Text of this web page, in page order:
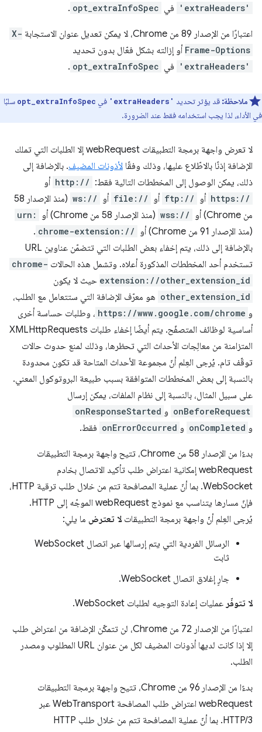
'extraHeaders' في opt_extraInfoSpec
.
اعتبارًا من الإصدار 89 من Chrome، لا يمكن تعديل عنوان الاستجابة
X-
Frame-Options أو إزالته بشكل فعّال بدون تحديد
'extraHeaders' في opt_extraInfoSpec
.
ملاحظة: قد يؤثر تحديد 'extraHeaders' في opt_extraInfoSpec سلبًا
في الأداء، لذا يجب استخدامه فقط عند الضرورة.
لا تعرض واجهة برمجة التطبيقات webRequest إلا الطلبات التي تملك
الإضافة إذنًا بالاطّلاع عليها، وذلك وفقًا لأذونات المضيف. بالإضافة إلى
ذلك، يمكن الوصول إلى المخططات التالية فقط: http:// أو
https:// أو ftp:// أو file:// أو ws://
(منذ الإصدار 58
من Chrome) أو
wss:// (منذ الإصدار 58 من Chrome) أو urn:
(منذ الإصدار 91 من Chrome) أو chrome-extension://
.
بالإضافة إلى ذلك، يتم إخفاء بعض الطلبات التي تتضمّن عناوين URL
تستخدم أحد المخططات المذكورة أعلاه. وتشمل هذه الحالات chrome-
extension://other_extension_id حيث لا يكون
other_extension_id هو معرّف الإضافة التي ستتعامل مع الطلب،
و https://www.google.com/chrome ، وطلبات حساسة أخرى
أساسية لوظائف المتصفّح. يتم أيضًا إخفاء طلبات XMLHttpRequests
المتزامنة من معالِجات الأحداث التي تحظرها، وذلك لمنع حدوث حالات
توقّف تام. يُرجى العِلم أنّ مجموعة الأحداث المتاحة قد تكون محدودة
بالنسبة إلى بعض المخططات المتوافقة بسبب طبيعة البروتوكول المعني.
على سبيل المثال، بالنسبة إلى نظام الملفات، يمكن إرسال
onBeforeRequest و onResponseStarted
و onCompleted و onErrorOccurred فقط.
بدءًا من الإصدار 58 من Chrome، تتيح واجهة برمجة التطبيقات
webRequest إمكانية اعتراض طلب تأكيد الاتصال بخادم
WebSocket. بما أنّ عملية المصافحة تتم من خلال طلب ترقية HTTP،
فإنّ مسارها يتناسب مع نموذج webRequest الموجّه إلى HTTP.
يُرجى العِلم أنّ واجهة برمجة التطبيقاتلا تعترض ما يلي:
الرسائل الفردية التي يتم إرسالها عبر اتصال WebSocket
ثابت
جارٍ إغلاق اتصال WebSocket.
لا تتوفّر عمليات إعادة التوجيه لطلبات WebSocket.
اعتبارًا من الإصدار 72 من Chrome، لن تتمكّن الإضافة من اعتراض طلب
إلا إذا كانت لديها أذونات المضيف لكل من عنوان URL المطلوب ومصدر
الطلب.
بدءًا من الإصدار 96 من Chrome، تتيح واجهة برمجة التطبيقات
webRequest اعتراض طلب المصافحة WebTransport عبر
HTTP/3. بما أنّ عملية المصافحة تتم من خلال طلب HTTP